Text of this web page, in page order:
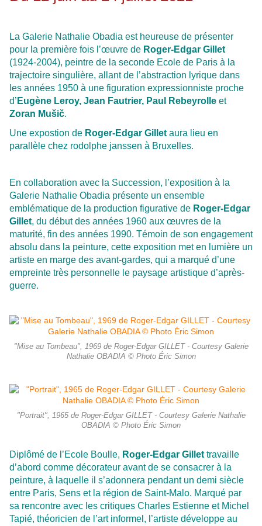
La Galerie Nathalie Obadia est heureuse de présenter
pour la première fois l’œuvre de Roger-Edgar Gillet
(1924-2004), peintre de la seconde Ecole de Paris à la
trajectoire singulière, allant de l’abstraction lyrique dans
les années 1950 à une figuration expressionniste proche
d’ Eugène Leroy, Jean Fautrier, Paul Rebeyrolle et
Zoran Mušič.
Une expostion de Roger-Edgar Gillet aura lieu en
parallèle chez rodolphe janssen à Bruxelles.
En collaboration avec la Succession, l’exposition à la
Galerie Nathalie Obadia présente un ensemble
emblématique de la production figurative de Roger-Edgar
Gillet, du début des années 1960 aux œuvres de la
maturité, fin des années 1990. Témoin de son engagement
absolu dans la peinture, cette exposition met en lumière un
artiste en marge des avant-gardes, qui a marqué d’une
empreinte très personnelle le paysage artistique d’après-
guerre.
"Mise au Tombeau", 1969 de Roger-Edgar GILLET - Courtesy Galerie
Nathalie OBADIA © Photo Éric Simon
"Portrait", 1965 de Roger-Edgar GILLET - Courtesy Galerie Nathalie
OBADIA © Photo Éric Simon
Diplômé de l’Ecole Boulle, Roger-Edgar Gillet travaille
d’abord comme décorateur avant de se consacrer à la
peinture, à laquelle il s’adonnera pendant un demi siècle
entre Paris, Sens et la région de Saint-Malo. Marqué par
sa rencontre avec les critiques Charles Estienne et Michel
Tapié, théoricien de l’art informel, l’artiste développe au